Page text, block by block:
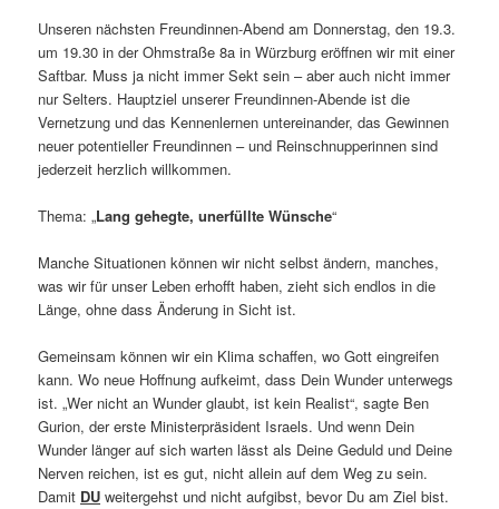
Unseren nächsten Freundinnen-Abend am Donnerstag, den 19.3.
um 19.30 in der Ohmstraße 8a in Würzburg eröffnen wir mit einer
Saftbar. Muss ja nicht immer Sekt sein – aber auch nicht immer
nur Selters. Hauptziel unserer Freundinnen-Abende ist die
Vernetzung und das Kennenlernen untereinander, das Gewinnen
neuer potentieller Freundinnen – und Reinschnupperinnen sind
jederzeit herzlich willkommen.
Thema: „Lang gehegte, unerfüllte Wünsche“
Manche Situationen können wir nicht selbst ändern, manches,
was wir für unser Leben erhofft haben, zieht sich endlos in die
Länge, ohne dass Änderung in Sicht ist.
Gemeinsam können wir ein Klima schaffen, wo Gott eingreifen
kann. Wo neue Hoffnung aufkeimt, dass Dein Wunder unterwegs
ist. „Wer nicht an Wunder glaubt, ist kein Realist“, sagte Ben
Gurion, der erste Ministerpräsident Israels. Und wenn Dein
Wunder länger auf sich warten lässt als Deine Geduld und Deine
Nerven reichen, ist es gut, nicht allein auf dem Weg zu sein.
Damit DU weitergehst und nicht aufgibst, bevor Du am Ziel bist.